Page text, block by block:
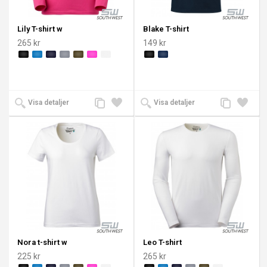
Lily T-shirt w
265 kr
Visa detaljer
Lägg
till i
Lägg
till
Blake T-shirt
149 kr
Visa detaljer
Lägg
till i
Lägg
till
Nora t-shirt w
225 kr
Leo T-shirt
265 kr